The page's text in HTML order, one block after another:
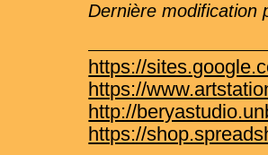
Dernière modification
https://
https://
http://
https://